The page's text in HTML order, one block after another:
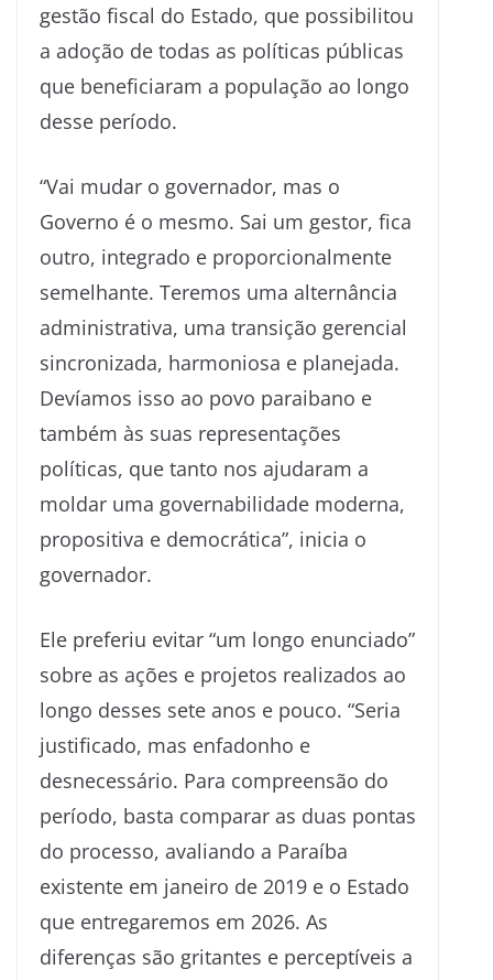
gestão fiscal do Estado, que possibilitou
a adoção de todas as políticas públicas
que beneficiaram a população ao longo
desse período.
“Vai mudar o governador, mas o
Governo é o mesmo. Sai um gestor, fica
outro, integrado e proporcionalmente
semelhante. Teremos uma alternância
administrativa, uma transição gerencial
sincronizada, harmoniosa e planejada.
Devíamos isso ao povo paraibano e
também às suas representações
políticas, que tanto nos ajudaram a
moldar uma governabilidade moderna,
propositiva e democrática”, inicia o
governador.
Ele preferiu evitar “um longo enunciado”
sobre as ações e projetos realizados ao
longo desses sete anos e pouco. “Seria
justificado, mas enfadonho e
desnecessário. Para compreensão do
período, basta comparar as duas pontas
do processo, avaliando a Paraíba
existente em janeiro de 2019 e o Estado
que entregaremos em 2026. As
diferenças são gritantes e perceptíveis a